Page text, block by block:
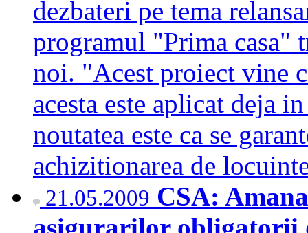
dezbateri pe tema
programul "Prima casa"
noi. "Acest proiect vine
acesta este aplicat deja
noutatea este ca se
achizitionarea de
21.05.2009 CSA: